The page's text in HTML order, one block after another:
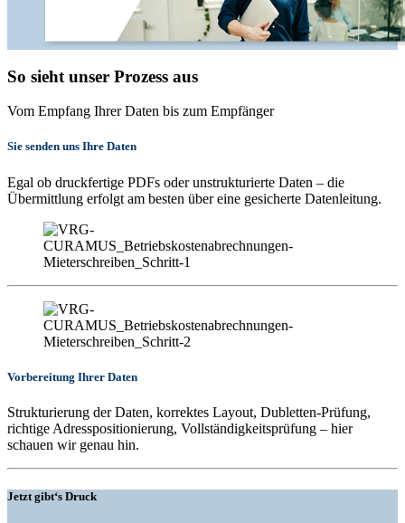
So sieht unser Prozess aus
Vom Empfang Ihrer Daten bis zum Empfänger
Sie senden uns Ihre Daten
Egal ob druckfertige PDFs oder unstrukturierte Daten – die
Übermittlung erfolgt am besten über eine gesicherte Datenleitung.
Vorbereitung Ihrer Daten
Strukturierung der Daten, korrektes Layout, Dubletten-Prüfung,
richtige Adresspositionierung, Vollständigkeitsprüfung – hier
schauen wir genau hin.
Jetzt gibt‘s Druck